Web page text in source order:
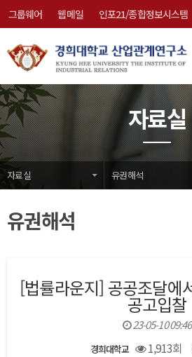
그룹웨어 웹메일 인포21/종합정보시스템
자료실
자료실 유권해석
유권해석
[법률라운지] 공공조달에
공고입찰
23-05-10 09:46
경희대학교 1,913회